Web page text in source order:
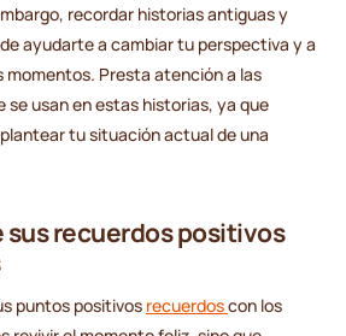
recordar historias antiguas y
ayudarte a cambiar tu perspectiva y a
momentos. Presta atención a las
se usan en estas historias, ya que
tu situación actual de una
sus recuerdos positivos
puntos positivos recuerdoscon los